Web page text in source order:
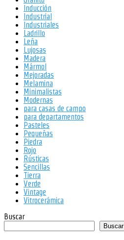
Inducción
Industrial
Industriales
Ladrillo
Leña
Lujosas
Madera
Mármol
Mejoradas
Melamina
Minimalistas
Modernas
para casas de campo
para departamentos
Pasteles
Pequeñas
Piedra
Rojo
Rústicas
Sencillas
Tierra
Verde
Vintage
Vitrocerámica
Buscar
Buscar